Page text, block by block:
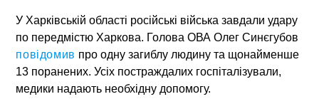
У Харківській області російські війська завдали удару
по передмістю Харкова. Голова ОВАОлег Синєгубов
повідомив про одну загиблу людину та щонайменше
13 поранених. Усіх постраждалих госпіталізували,
медики надають необхідну допомогу.